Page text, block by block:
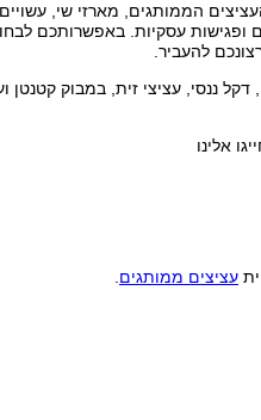
הממותגים, מארזי שי,
ופגישות עסקיות. באפשרותכם
להעביר.
ננסי, עציצי זית, במבוק קטנטן
אלינו
עציצים ממותגים